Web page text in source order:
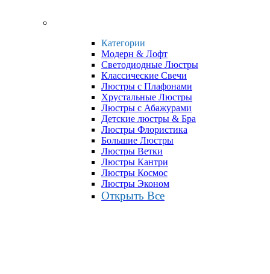
Категории
Модерн & Лофт
Светодиодные Люстры
Классические Свечи
Люстры с Плафонами
Хрустальные Люстры
Люстры с Абажурами
Детские люстры & Бра
Люстры Флористика
Большие Люстры
Люстры Ветки
Люстры Кантри
Люстры Космос
Люстры Эконом
Открыть Все